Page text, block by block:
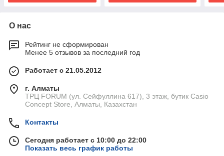
О нас
Рейтинг не сформирован
Менее 5 отзывов за последний год
Работает с 21.05.2012
г. Алматы
ТРЦ FORUM (ул. Сейфуллина 617), 3 этаж, бутик Casio
Concept Store, Алматы, Казахстан
Контакты
Сегодня работает с 10:00 до 22:00
Показать весь график работы